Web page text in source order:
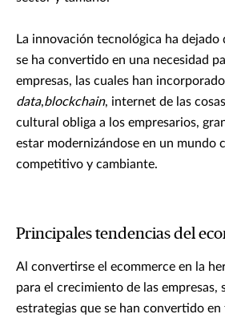
La innovación tecnológica ha dejado
se ha convertido en una necesidad
empresas, las cuales han
data,blockchain, internet de las
cultural obliga a los empresarios,
estar modernizándose en un mundo
competitivo y cambiante.
Principales tendencias del
Al convertirse el ecommerce en la
para el crecimiento de las empresas,
estrategias que se han convertido en